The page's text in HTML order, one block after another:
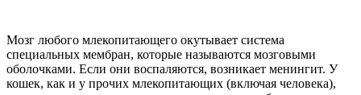
Мозг любого млекопитающего окутывает система
специальных мембран, которые называются мозговыми
оболочками. Если они воспаляются, возникает менингит. У
кошек, как и у прочих млекопитающих (включая человека),